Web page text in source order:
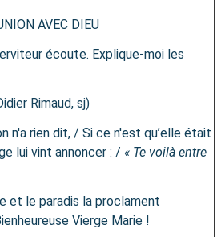
AVEC DIEU
écoute. Explique-moi les
Rimaud, sj)
n'a rien dit, / Si ce n'est qu’elle était
lui vint annoncer : / « Te voilà entre
et le paradis la proclament
Vierge Marie !